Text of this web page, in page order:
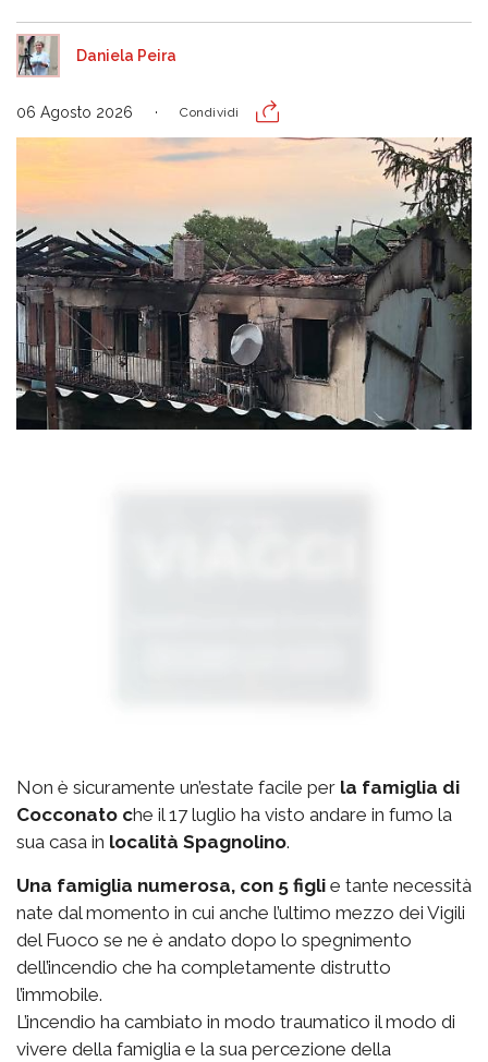
Daniela Peira
06 Agosto 2026 Condividi
Non è sicuramente un’estate facile per la famiglia di
Cocconato che il 17 luglio ha visto andare in fumo la
sua casa in località Spagnolino.
Una famiglia numerosa, con 5 figli e tante necessità
nate dal momento in cui anche l’ultimo mezzo dei Vigili
del Fuoco se ne è andato dopo lo spegnimento
dell’incendio che ha completamente distrutto
l’immobile.
L’incendio ha cambiato in modo traumatico il modo di
vivere della famiglia e la sua percezione della